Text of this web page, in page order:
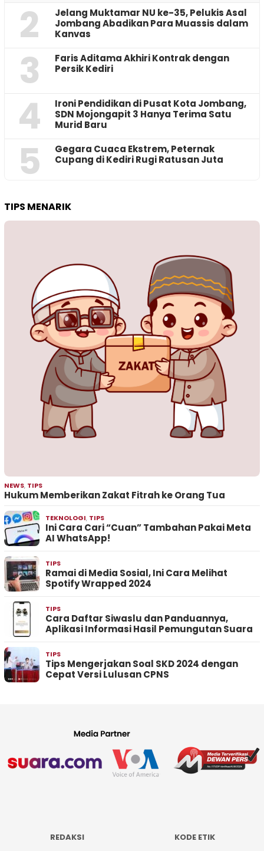
2
Jelang Muktamar NU ke-35, Pelukis Asal
Jombang Abadikan Para Muassis dalam
Kanvas
3
Faris Aditama Akhiri Kontrak dengan
Persik Kediri
4
Ironi Pendidikan di Pusat Kota Jombang,
SDN Mojongapit 3 Hanya Terima Satu
Murid Baru
5
‎Gegara Cuaca Ekstrem, Peternak
Cupang di Kediri Rugi Ratusan Juta
TIPS MENARIK
NEWS, TIPS
Hukum Memberikan Zakat Fitrah ke Orang Tua
TEKNOLOGI, TIPS
Ini Cara Cari “Cuan” Tambahan Pakai Meta
AI WhatsApp!
TIPS
Ramai di Media Sosial, Ini Cara Melihat
Spotify Wrapped 2024
TIPS
Cara Daftar Siwaslu dan Panduannya,
Aplikasi Informasi Hasil Pemungutan Suara
TIPS
Tips Mengerjakan Soal SKD 2024 dengan
Cepat Versi Lulusan CPNS
REDAKSI
KODE ETIK